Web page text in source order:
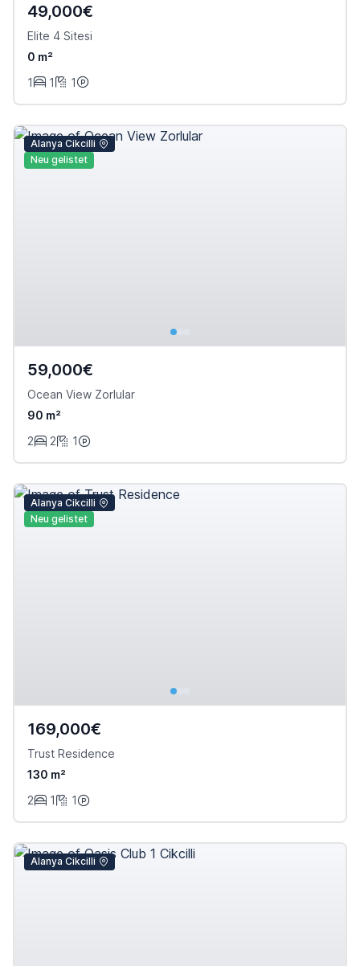
49,000€
Elite 4 Sitesi
0 m²
1
1 1
Alanya Cikcilli
Neu gelistet
59,000€
Ocean View Zorlular
90 m²
2
2 1
Alanya Cikcilli
Neu gelistet
169,000€
Trust Residence
130 m²
2
1 1
Alanya Cikcilli